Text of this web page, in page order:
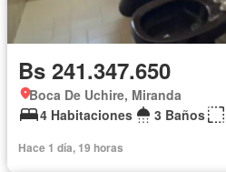
Bs 241.347.650
Boca De Uchire, Miranda
4 Habitaciones
3 Baños
Hace 1 día, 19 horas